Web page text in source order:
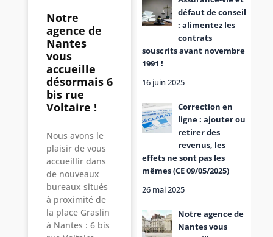
Notre
agence de
Nantes
vous
accueille
désormais 6
bis rue
Voltaire !
Nous avons le
plaisir de vous
accueillir dans
de nouveaux
bureaux situés
à proximité de
la place Graslin
à Nantes : 6 bis
défaut de conseil
: alimentez les
contrats
souscrits avant novembre
1991 !
16 juin 2025
Correction en
ligne : ajouter ou
retirer des
revenus, les
effets ne sont pas les
mêmes (CE 09/05/2025)
26 mai 2025
Notre agence de
Nantes vous